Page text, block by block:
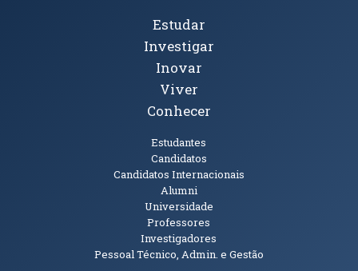
Tópicos Principais
Estudar
Investigar
Inovar
Viver
Conhecer
Estudantes
Candidatos
Candidatos Internacionais
Alumni
Universidade
Professores
Investigadores
Pessoal Técnico, Admin. e Gestão